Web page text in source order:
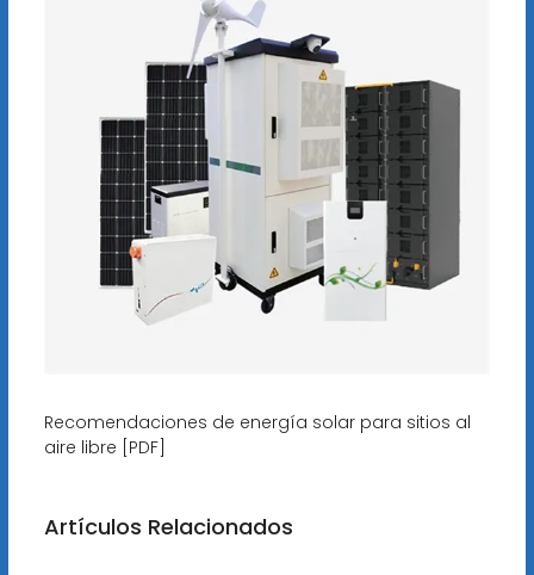
Recomendaciones de energía solar para sitios al
aire libre [PDF]
Artículos Relacionados